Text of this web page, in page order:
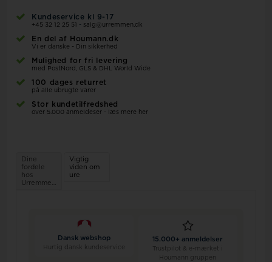
Kundeservice kl 9-17
+45 32 12 25 51 - salg@urremmen.dk
En del af Houmann.dk
Vi er danske - Din sikkerhed
Mulighed for fri levering
med PostNord, GLS & DHL World Wide
100 dages returret
på alle ubrugte varer
Stor kundetilfredshed
over 5.000 anmeldeser - læs mere her
Dine
fordele
hos
Urremmen.dk
Vigtig
viden om
ure
Dansk webshop
Hurtig dansk kundeservice
15.000+ anmeldelser
Trustpilot & e-mærket i
Houmann gruppen